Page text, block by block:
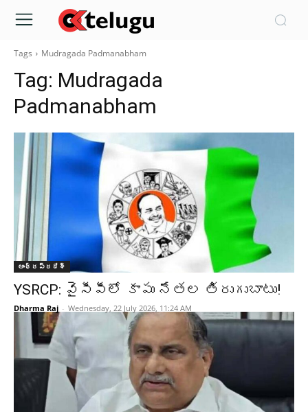
Tags Mudragada Padmanabham
Tag: Mudragada
Padmanabham
ఆంధ్రప్రదేశ్‌
YSRCP: వైసీపీలో కాపు నేతల తిరుగుబాటు!
Dharma Raj - Wednesday, 22 July 2026, 11:24 AM